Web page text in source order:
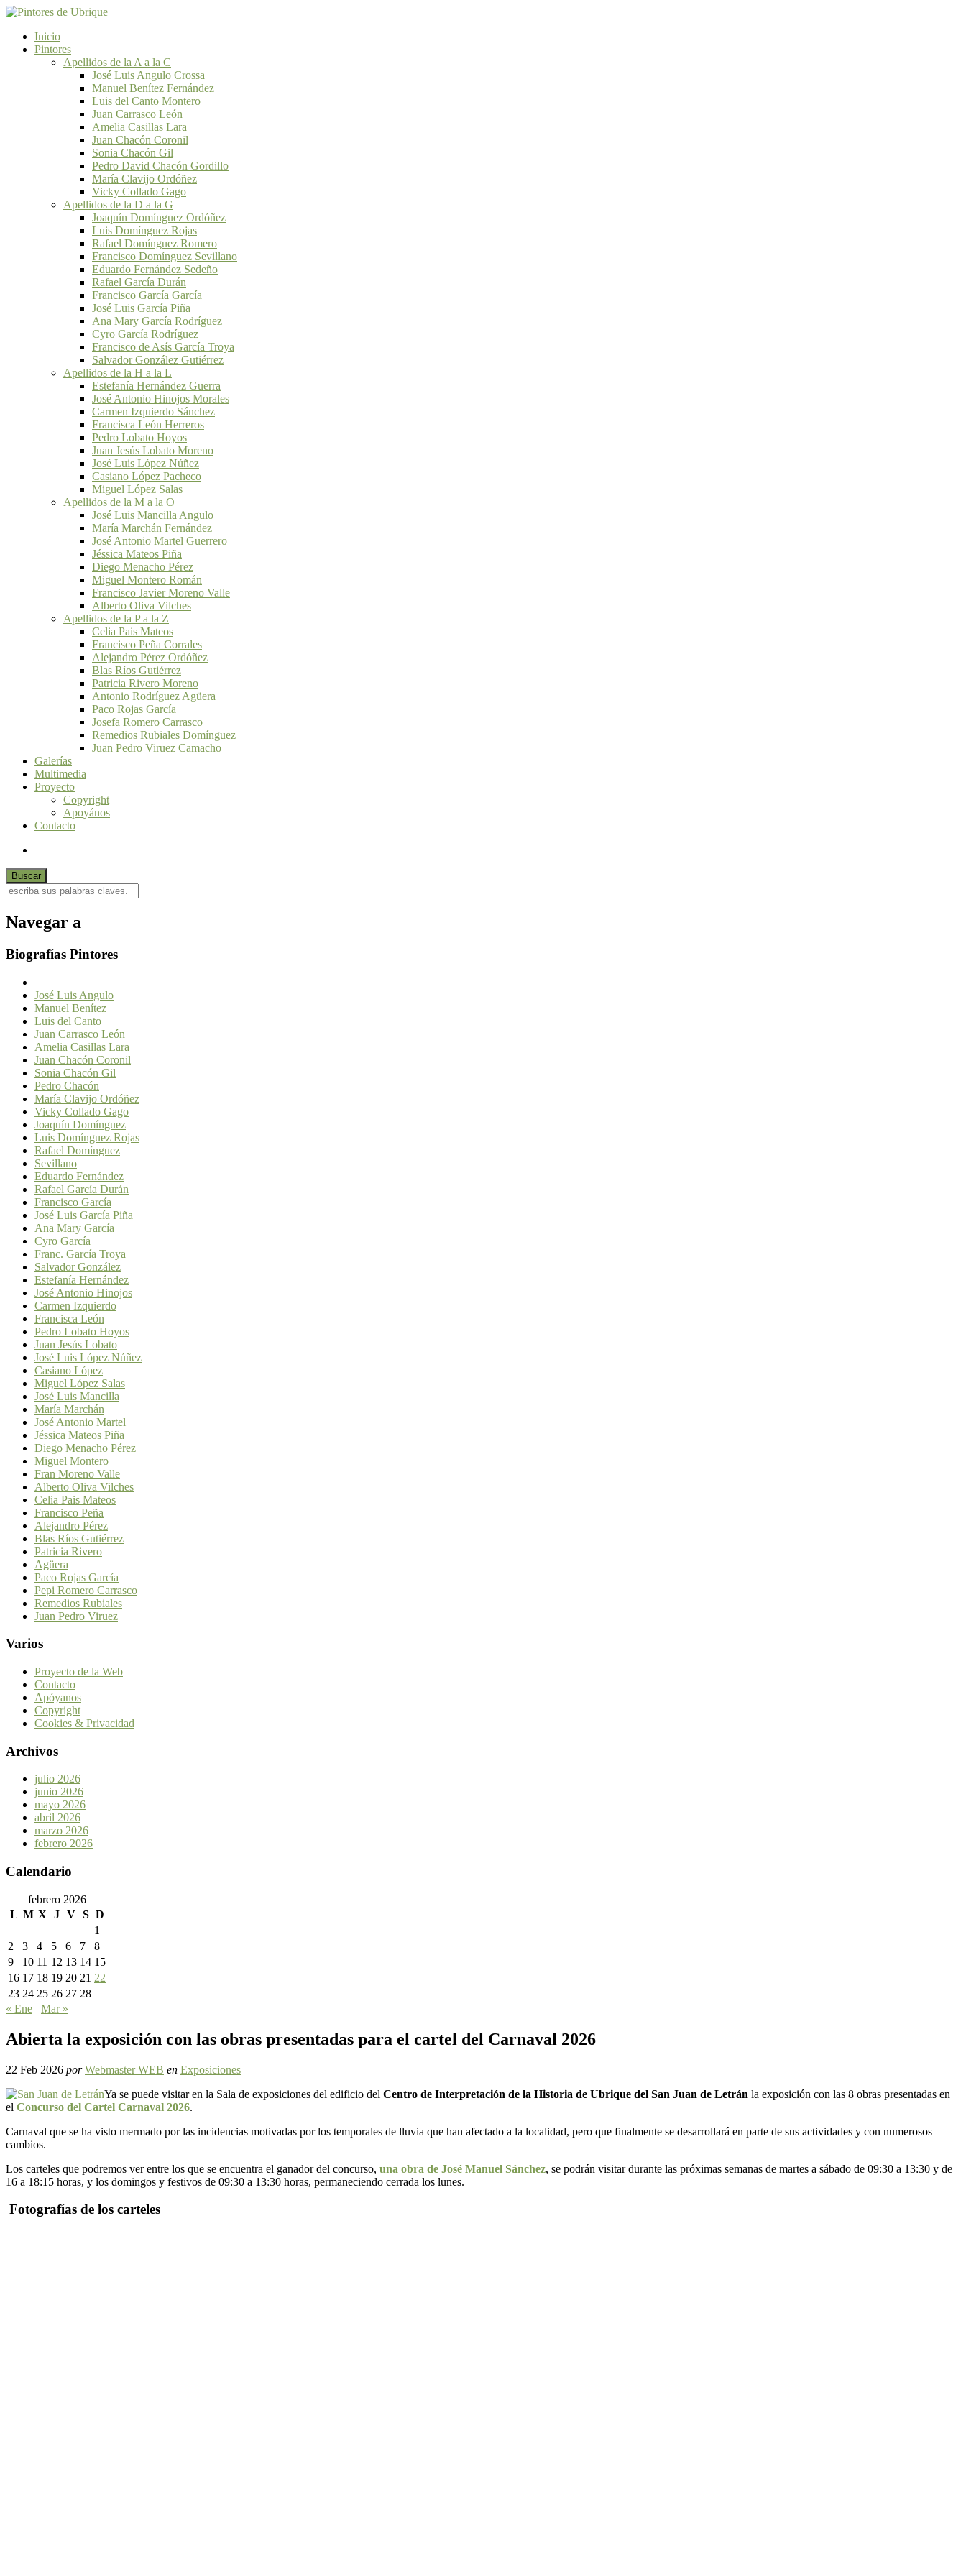
Inicio
Pintores
Apellidos de la A a la C
José Luis Angulo Crossa
Manuel Benítez Fernández
Luis del Canto Montero
Juan Carrasco León
Amelia Casillas Lara
Juan Chacón Coronil
Sonia Chacón Gil
Pedro David Chacón Gordillo
María Clavijo Ordóñez
Vicky Collado Gago
Apellidos de la D a la G
Joaquín Domínguez Ordóñez
Luis Domínguez Rojas
Rafael Domínguez Romero
Francisco Domínguez Sevillano
Eduardo Fernández Sedeño
Rafael García Durán
Francisco García García
José Luis García Piña
Ana Mary García Rodríguez
Cyro García Rodríguez
Francisco de Asís García Troya
Salvador González Gutiérrez
Apellidos de la H a la L
Estefanía Hernández Guerra
José Antonio Hinojos Morales
Carmen Izquierdo Sánchez
Francisca León Herreros
Pedro Lobato Hoyos
Juan Jesús Lobato Moreno
José Luis López Núñez
Casiano López Pacheco
Miguel López Salas
Apellidos de la M a la O
José Luis Mancilla Angulo
María Marchán Fernández
José Antonio Martel Guerrero
Jéssica Mateos Piña
Diego Menacho Pérez
Miguel Montero Román
Francisco Javier Moreno Valle
Alberto Oliva Vilches
Apellidos de la P a la Z
Celia Pais Mateos
Francisco Peña Corrales
Alejandro Pérez Ordóñez
Blas Ríos Gutiérrez
Patricia Rivero Moreno
Antonio Rodríguez Agüera
Paco Rojas García
Josefa Romero Carrasco
Remedios Rubiales Domínguez
Juan Pedro Viruez Camacho
Galerías
Multimedia
Proyecto
Copyright
Apoyános
Contacto
Navegar a
Biografías Pintores
José Luis Angulo
Manuel Benítez
Luis del Canto
Juan Carrasco León
Amelia Casillas Lara
Juan Chacón Coronil
Sonia Chacón Gil
Pedro Chacón
María Clavijo Ordóñez
Vicky Collado Gago
Joaquín Domínguez
Luis Domínguez Rojas
Rafael Domínguez
Sevillano
Eduardo Fernández
Rafael García Durán
Francisco García
José Luis García Piña
Ana Mary García
Cyro García
Franc. García Troya
Salvador González
Estefanía Hernández
José Antonio Hinojos
Carmen Izquierdo
Francisca León
Pedro Lobato Hoyos
Juan Jesús Lobato
José Luis López Núñez
Casiano López
Miguel López Salas
José Luis Mancilla
María Marchán
José Antonio Martel
Jéssica Mateos Piña
Diego Menacho Pérez
Miguel Montero
Fran Moreno Valle
Alberto Oliva Vilches
Celia Pais Mateos
Francisco Peña
Alejandro Pérez
Blas Ríos Gutiérrez
Patricia Rivero
Agüera
Paco Rojas García
Pepi Romero Carrasco
Remedios Rubiales
Juan Pedro Viruez
Varios
Proyecto de la Web
Contacto
Apóyanos
Copyright
Cookies & Privacidad
Archivos
julio 2026
junio 2026
mayo 2026
abril 2026
marzo 2026
febrero 2026
Calendario
febrero 2026
L M X J V S D
1
2
3 4 5 6 7
8
9
10 11 12 13 14 15
16 17 18 19 20 21 22
23 24 25 26 27 28
« Ene
Mar »
Abierta la exposición con las obras presentadas para el cartel del Carnaval 2026
22 Feb 2026 por Webmaster WEB en Exposiciones
Ya se puede visitar en la Sala de exposiciones del edificio del Centro de Interpretación de la Historia de Ubrique del San Juan de Letrán la exposición con las 8 obras presentadas en
el Concurso del Cartel Carnaval 2026.
Carnaval que se ha visto mermado por las incidencias motivadas por los temporales de lluvia que han afectado a la localidad, pero que finalmente se desarrollará en parte de sus actividades y con numerosos
cambios.
Los carteles que podremos ver entre los que se encuentra el ganador del concurso, una obra de José Manuel Sánchez, se podrán visitar durante las próximas semanas de martes a sábado de 09:30 a 13:30 y de
16 a 18:15 horas, y los domingos y festivos de 09:30 a 13:30 horas, permaneciendo cerrada los lunes.
Fotografías de los carteles